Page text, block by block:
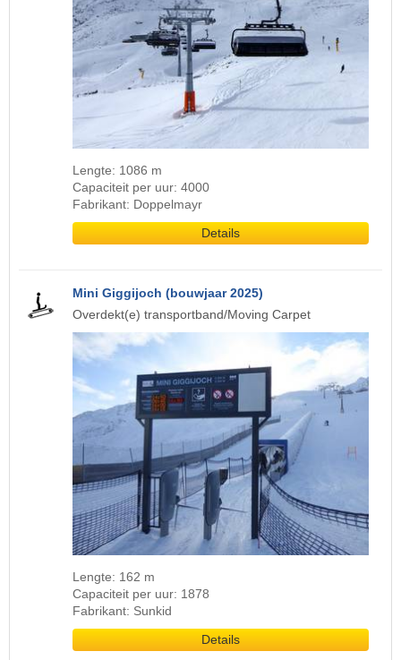
Lengte: 1086 m
Capaciteit per uur: 4000
Fabrikant: Doppelmayr
Details
Mini Giggijoch (bouwjaar 2025)
Overdekt(e) transportband/Moving Carpet
Lengte: 162 m
Capaciteit per uur: 1878
Fabrikant: Sunkid
Details